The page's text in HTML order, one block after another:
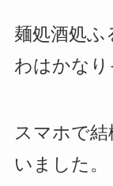
麺処酒処ふ
わはかなり
スマホで
いました。